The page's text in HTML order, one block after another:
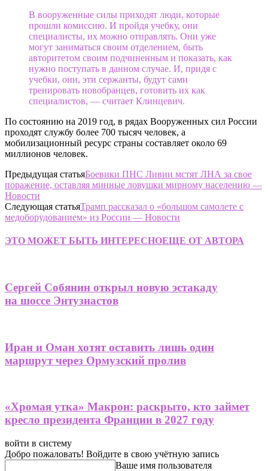
В вооруженные силы приходят люди, которые
прошли комиссию. И пройдя учебку, они
специалисты, их можно отправлять. Они уже
могут заниматься своим отделением, быть
авторитетом своим подчиненным и показать, как
нужно поступать в данном случае. И, придя с
учебки, они, эти сержанты, будут сами
тренировать новобранцев, готовить их как
специалистов, — считает Клинцевич.
По состоянию на 2019 год, в рядах Вооруженных сил России
проходят службу более 700 тысяч человек, а
мобилизационный ресурс страны составляет около 69
миллионов человек.
Предыдущая статьяБоевики ПНС Ливии мстят ЛНА за свое
поражение, оставляя минные ловушки мирному населению —
Новости
Следующая статьяТрамп рассказал о «большом самолете с
медоборудованием» из России — Новости
ЭТО МОЖЕТ БЫТЬ ИНТЕРЕСНОЕЩЕ ОТ АВТОРА
Сергей Собянин открыл новую эстакаду
на шоссе Энтузиастов
Иран и Оман хотят оставить лишь один
маршрут через Ормузский пролив
«Хромая утка» Макрон: раскрыто, кто займет
кресло президента Франции в 2027 году
войти в систему
Добро пожаловать! Войдите в свою учётную запись
Ваше имя пользователя